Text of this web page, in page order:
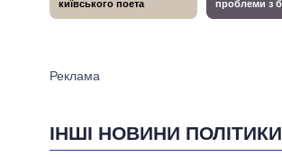
ІНШІ НОВИНИ ПОЛІТИКИ